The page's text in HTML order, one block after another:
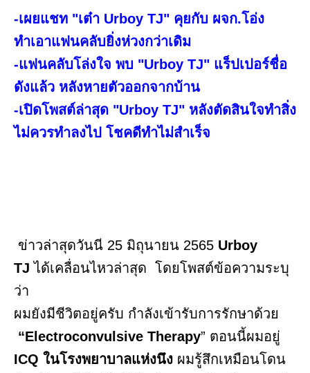
-เผยแชท "เต๋า Urboy TJ" คุยกับ ผจก.โอ่ง
ทำเอาแฟนคลับยิ่งห่วงกว่าเดิม
-แฟนคลับโล่งใจ พบ "Urboy TJ" แร็ปเปอร์ชื่อ
ดังแล้ว หลังหายตัวออกจากบ้าน
-เปิดโพสต์ล่าสุด "Urboy TJ" หลังตัดสินใจทำสิ่ง
ไม่ควรทำลงไป โชคดีทำไม่สำเร็จ
ข่าวล่าสุดวันนี 25 มิถุนายน 2565 Urboy
TJได้เคลื่อนไหวล่าสุด โดยโพสต์ข้อความระบุ
ว่า
ผมยังมีชีวิตอยู่ครับ กำลังเข้ารับการรักษาด้วย
“Electroconvulsive Therapy” ตอนนี้ผมอยู่
ICQ ในโรงพยาบาลแห่งนึง ผมรู้สึกเหมือนโดน